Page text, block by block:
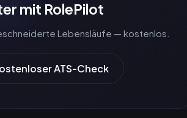
mit RolePilot
Lebensläufe — kostenlos.
ATS-Check